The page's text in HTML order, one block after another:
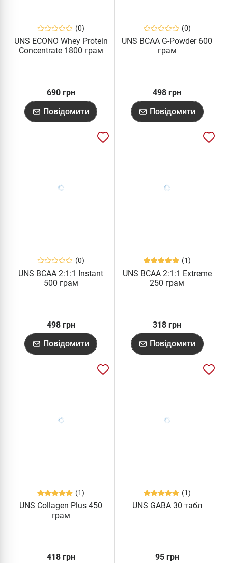
(0)
UNS ECONO Whey Protein
Concentrate 1800 грам
690 грн
Повідомити
(0)
UNS BCAA G-Powder 600
грам
498 грн
Повідомити
(0)
UNS BCAA 2:1:1 Instant
500 грам
498 грн
Повідомити
(1)
UNS BCAA 2:1:1 Extreme
250 грам
318 грн
Повідомити
(1)
UNS Collagen Plus 450
грам
418 грн
(1)
UNS GABA 30 табл
95 грн